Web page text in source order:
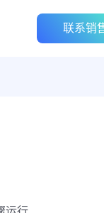
联系销